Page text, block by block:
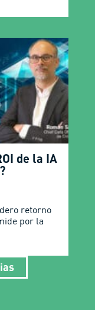
de la IA
retorno
por la